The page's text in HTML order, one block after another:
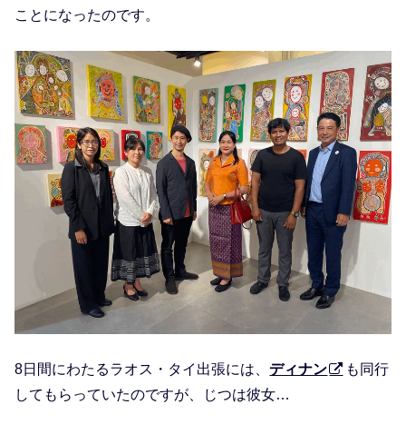
ことになったのです。
8日間にわたるラオス・タイ出張には、ディナン
も同行
してもらっていたのですが、じつは彼女…